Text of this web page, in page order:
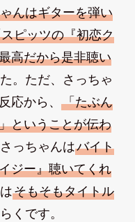
んはギターを弾い
ピッツの『初恋ク
高だから是非聴い
。ただ、さっちゃ
応から、 「たぶん
ということが伝わ
っちゃんはバイト
ジー』聴いてくれ
そもそもタイトル
くです。